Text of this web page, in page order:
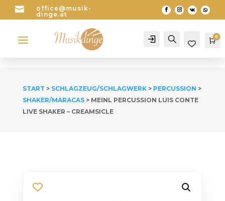

office@musik-
dinge.at
a Account Search 0
START > SCHLAGZEUG/SCHLAGWERK> PERCUSSION >
SHAKER/MARACAS> MEINL PERCUSSION LUIS CONTE
LIVE SHAKER – CREAMSICLE